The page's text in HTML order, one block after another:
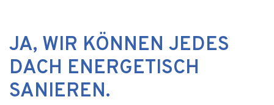
JA, WIR KÖNNEN JEDES
DACH ENERGETISCH
SANIEREN.